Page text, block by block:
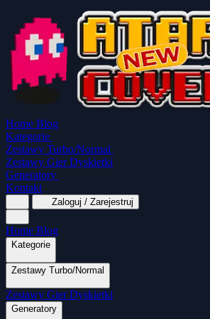
Home Blog
Kategorie
Zestawy Turbo/Normal
Zestawy Gier Dyskietki
Generatory
Kontakt
Zaloguj / Zarejestruj
Home Blog
Kategorie
Wszystkie kategorie
Zestawy Turbo/Normal
MapaSoft Turbo ROM SparkTurbo 2000
Mina Grubcio Normal
Zestawy Gier Dyskietki
Generatory